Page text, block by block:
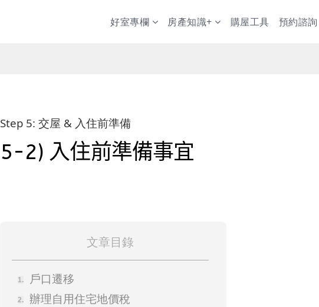
好室專欄 房產知識+ 購屋工具 預約諮詢
Step 5: 交屋 & 入住前準備
5-2) 入住前準備事宜
文章目錄
戶口遷移
辦理自用住宅地價稅